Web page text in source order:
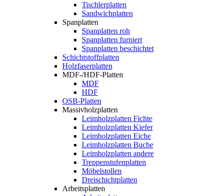
Tischlerplatten
Sandwichplatten
Spanplatten
Spanplatten roh
Spanplatten furniert
Spanplatten beschichtet
Schichtstoffplatten
Holzfaserplatten
MDF-/HDF-Platten
MDF
HDF
OSB-Platten
Massivholzplatten
Leimholzplatten Fichte
Leimholzplatten Kiefer
Leimholzplatten Eiche
Leimholzplatten Buche
Leimholzplatten andere
Treppenstufenplatten
Möbelstollen
Dreischichtplatten
Arbeitsplatten